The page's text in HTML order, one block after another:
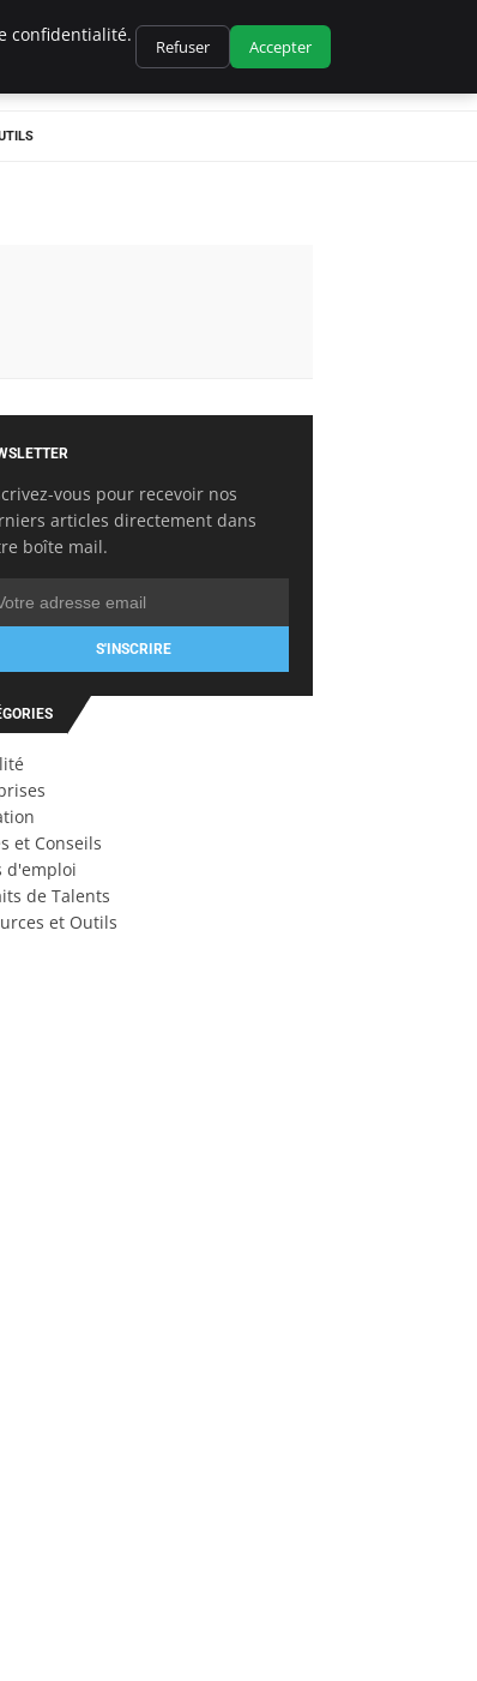
vous pour recevoir nos
articles directement dans
boîte mail.
S'INSCRIRE
et Conseils
d'emploi
de Talents
et Outils
confidentialité.
Refuser Accepter